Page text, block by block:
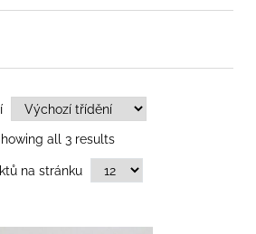
all 3 results
na stránku